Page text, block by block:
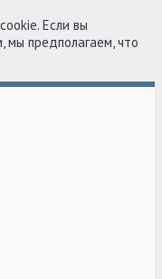
Если вы
мы предполагаем, что